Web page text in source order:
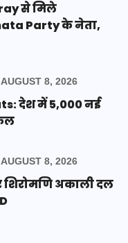
से मिले
Party के नेता,
AUGUST 8, 2026
देश में 5,000 नई
AUGUST 8, 2026
शिरोमणि अकाली दल